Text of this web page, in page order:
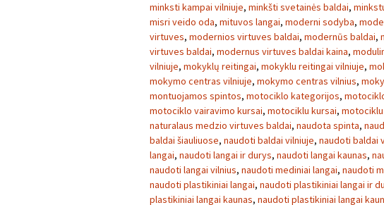
minksti kampai vilniuje, minkšti svetainės baldai,
misri veido oda, mituvos langai, moderni sodyba,
virtuves, modernios virtuves baldai, modernūs baldai,
virtuves baldai, modernus virtuves baldai kaina,
vilniuje, mokyklų reitingai, mokyklu reitingai vilniuje,
mokymo centras vilniuje, mokymo centras vilnius,
montuojamos spintos, motociklo kategorijos,
motociklo vairavimo kursai, motociklu kursai,
naturalaus medzio virtuves baldai, naudota spinta,
baldai šiauliuose, naudoti baldai vilniuje, naudoti baldai
langai, naudoti langai ir durys, naudoti langai kaunas,
naudoti langai vilnius, naudoti mediniai langai, naudoti
naudoti plastikiniai langai, naudoti plastikiniai langai ir
plastikiniai langai kaunas, naudoti plastikiniai langai